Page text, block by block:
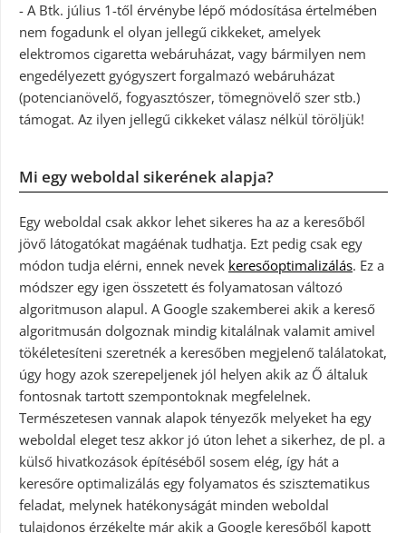
- A Btk. július 1-től érvénybe lépő módosítása értelmében
nem fogadunk el olyan jellegű cikkeket, amelyek
elektromos cigaretta webáruházat, vagy bármilyen nem
engedélyezett gyógyszert forgalmazó webáruházat
(potencianövelő, fogyasztószer, tömegnövelő szer stb.)
támogat. Az ilyen jellegű cikkeket válasz nélkül töröljük!
Mi egy weboldal sikerének alapja?
Egy weboldal csak akkor lehet sikeres ha az a keresőből
jövő látogatókat magáénak tudhatja. Ezt pedig csak egy
módon tudja elérni, ennek nevek keresőoptimalizálás. Ez a
módszer egy igen összetett és folyamatosan változó
algoritmuson alapul. A Google szakemberei akik a kereső
algoritmusán dolgoznak mindig kitalálnak valamit amivel
tökéletesíteni szeretnék a keresőben megjelenő találatokat,
úgy hogy azok szerepeljenek jól helyen akik az Ő általuk
fontosnak tartott szempontoknak megfelelnek.
Természetesen vannak alapok tényezők melyeket ha egy
weboldal eleget tesz akkor jó úton lehet a sikerhez, de pl. a
külső hivatkozások építéséből sosem elég, így hát a
keresőre optimalizálás egy folyamatos és szisztematikus
feladat, melynek hatékonyságát minden weboldal
tulajdonos érzékelte már akik a Google keresőből kapott